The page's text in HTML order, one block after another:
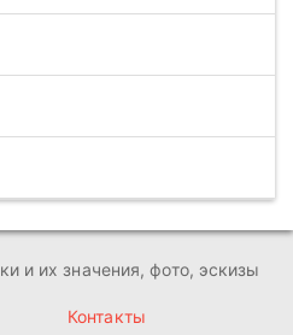
и их значения, фото, эскизы
Контакты